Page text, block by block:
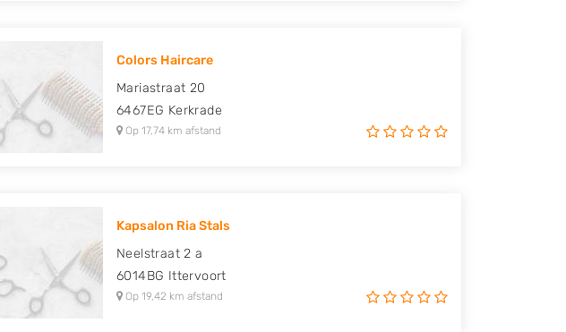
Colors Haircare
Mariastraat 20
6467EG Kerkrade
Op 17,74 km afstand
Kapsalon Ria Stals
Neelstraat 2 a
6014BG Ittervoort
Op 19,42 km afstand